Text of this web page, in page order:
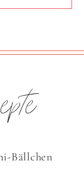
Bällchen